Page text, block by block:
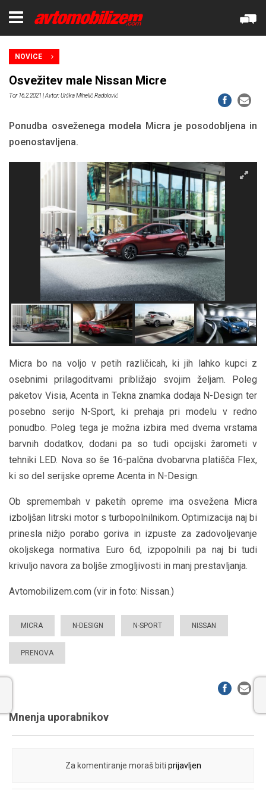
NOVICE
Osvežitev male Nissan Micre
Tor 16.2.2021 | Avtor: Urška Mihelič Radolović
Ponudba osveženega modela Micra je posodobljena in
poenostavljena.
Micra bo na voljo v petih različicah, ki jih lahko kupci z
osebnimi prilagoditvami približajo svojim željam. Poleg
paketov Visia, Acenta in Tekna znamka dodaja N-Design ter
posebno serijo N-Sport, ki prehaja pri modelu v redno
ponudbo. Poleg tega je možna izbira med dvema vrstama
barvnih dodatkov, dodani pa so tudi opcijski žarometi v
tehniki LED. Nova so še 16-palčna dvobarvna platišča Flex,
ki so del serijske opreme Acenta in N-Design.
Ob spremembah v paketih opreme ima osvežena Micra
izboljšan litrski motor s turbopolnilnikom. Optimizacija naj bi
prinesla nižjo porabo goriva in izpuste za zadovoljevanje
okoljskega normativa Euro 6d, izpopolnili pa naj bi tudi
krivuljo navora za boljše zmogljivosti in manj prestavljanja.
Avtomobilizem.com (vir in foto: Nissan.)
MICRA N-DESIGN N-SPORT NISSAN
PRENOVA
Mnenja uporabnikov
Za komentiranje moraš biti prijavljen